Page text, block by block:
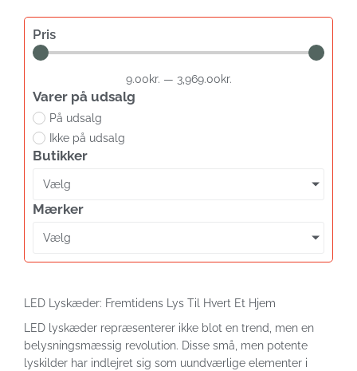
Pris
9.00kr. — 3,969.00kr.
Varer på udsalg
På udsalg
Ikke på udsalg
Butikker
Vælg
Mærker
Vælg
LED Lyskæder: Fremtidens Lys Til Hvert Et Hjem
LED lyskæder repræsenterer ikke blot en trend, men en
belysningsmæssig revolution. Disse små, men potente
lyskilder har indlejret sig som uundværlige elementer i